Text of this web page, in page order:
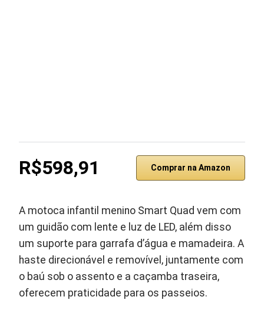
R$598,91 Comprar na Amazon
A motoca infantil menino Smart Quad vem com
um guidão com lente e luz de LED, além disso
um suporte para garrafa d’água e mamadeira. A
haste direcionável e removível, juntamente com
o baú sob o assento e a caçamba traseira,
oferecem praticidade para os passeios.